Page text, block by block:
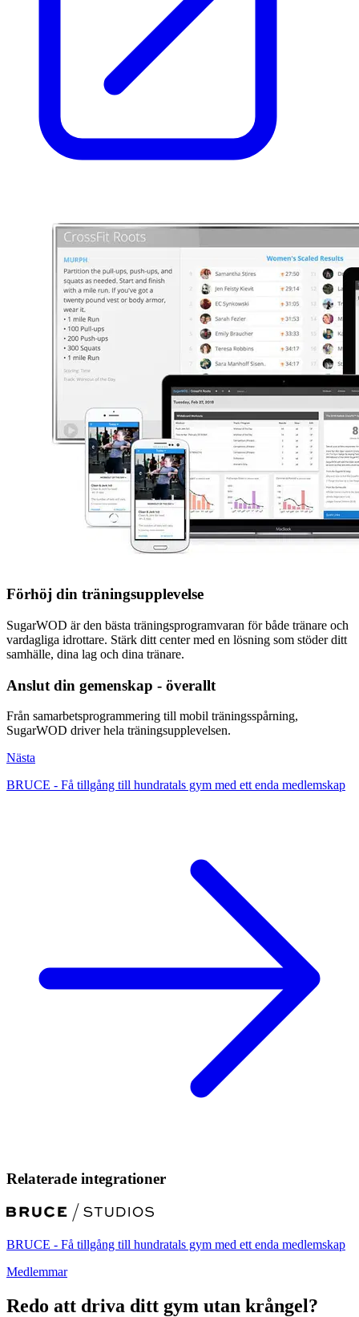
Förhöj din träningsupplevelse
SugarWOD är den bästa träningsprogramvaran för både tränare och
vardagliga idrottare. Stärk ditt center med en lösning som stöder ditt
samhälle, dina lag och dina tränare.
Anslut din gemenskap - överallt
Från samarbetsprogrammering till mobil träningsspårning,
SugarWOD driver hela träningsupplevelsen.
Nästa
BRUCE - Få tillgång till hundratals gym med ett enda medlemskap
Relaterade integrationer
BRUCE - Få tillgång till hundratals gym med ett enda medlemskap
Medlemmar
Redo att driva ditt gym utan krångel?